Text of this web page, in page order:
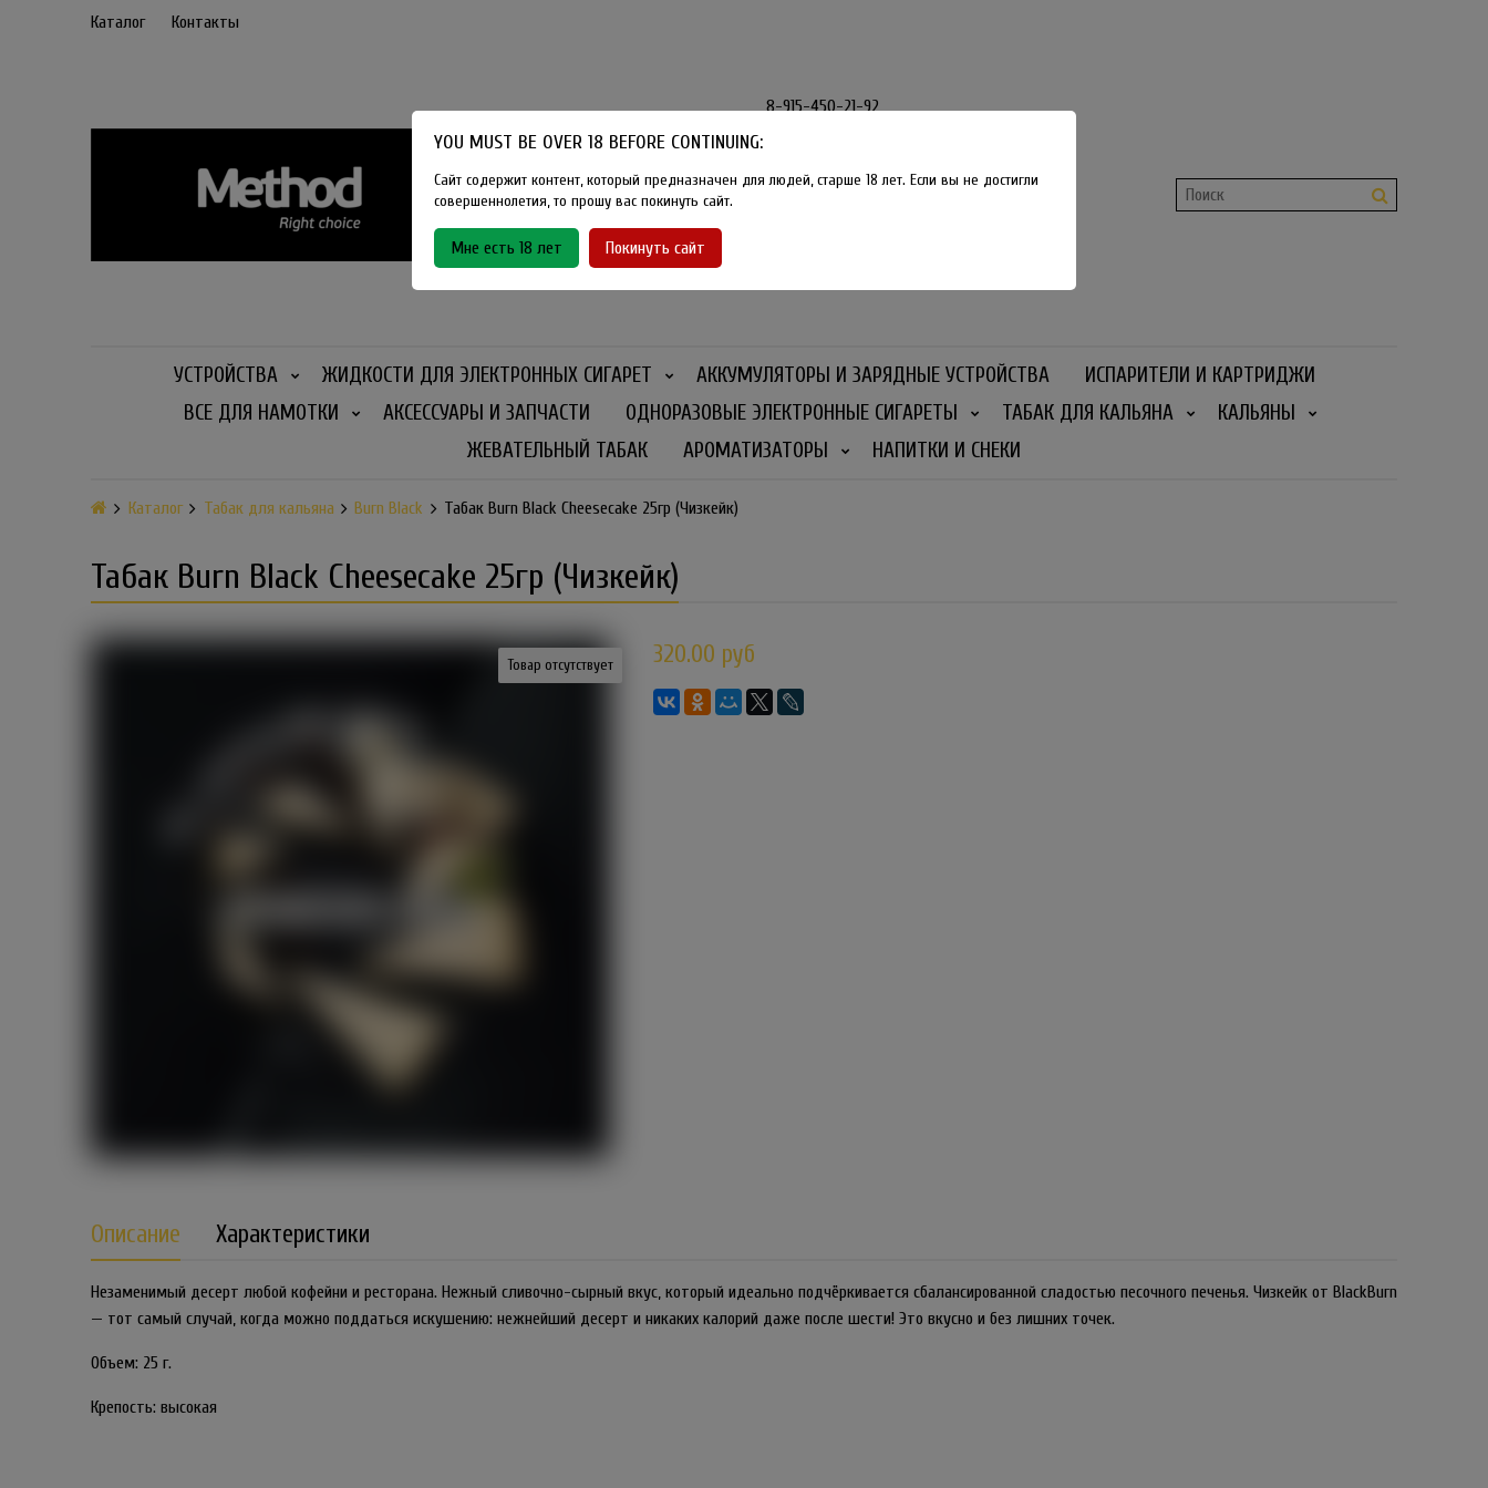
Каталог Контакты
8-915-450-21-92
Г. Москва, улица Южнобутовская 36
УСТРОЙСТВА ЖИДКОСТИ ДЛЯ ЭЛЕКТРОННЫХ СИГАРЕТ АККУМУЛЯТОРЫ И ЗАРЯДНЫЕ УСТРОЙСТВА
ИСПАРИТЕЛИ И КАРТРИДЖИ
ВСЕ ДЛЯ НАМОТКИ
АКСЕССУАРЫ И ЗАПЧАСТИ ОДНОРАЗОВЫЕ ЭЛЕКТРОННЫЕ СИГАРЕТЫ ТАБАК ДЛЯ КАЛЬЯНА
КАЛЬЯНЫ
ЖЕВАТЕЛЬНЫЙ ТАБАК
АРОМАТИЗАТОРЫ НАПИТКИ И СНЕКИ
Каталог Табак для кальяна Burn Black Табак Burn Black Cheesecake 25гр (Чизкейк)
Табак Burn Black Cheesecake 25гр (Чизкейк)
Товар отсутствует 320.00 руб
Описание Характеристики
Незаменимый десерт любой кофейни и ресторана. Нежный сливочно-сырный вкус, который идеально подчёркивается сбалансированной сладостью песочного печенья. Чизкейк от BlackBurn
— тот самый случай, когда можно поддаться искушению: нежнейший десерт и никаких калорий даже после шести! Это вкусно и без лишних точек.
Объем: 25 г.
Крепость: высокая
YOU MUST BE OVER 18 BEFORE CONTINUING:
Сайт содержит контент, который предназначен для людей, старше 18 лет. Если вы не достигли
совершеннолетия, то прошу вас покинуть сайт.
Мне есть 18 лет Покинуть сайт